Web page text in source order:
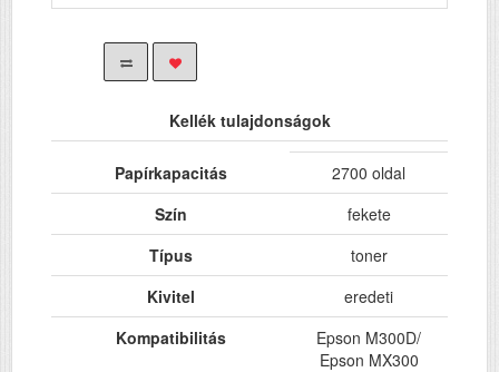
Kellék tulajdonságok
Papírkapacitás
2700 oldal
Szín
fekete
Típus
toner
Kivitel
eredeti
Kompatibilitás
Epson M300D/
Epson MX300